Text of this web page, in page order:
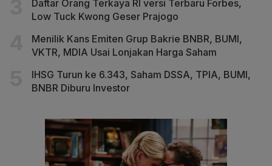
Daftar Orang Terkaya RI versi Terbaru Forbes,
Low Tuck Kwong Geser Prajogo
Menilik Kans Emiten Grup Bakrie BNBR, BUMI,
VKTR, MDIA Usai Lonjakan Harga Saham
IHSG Turun ke 6.343, Saham DSSA, TPIA, BUMI,
BNBR Diburu Investor